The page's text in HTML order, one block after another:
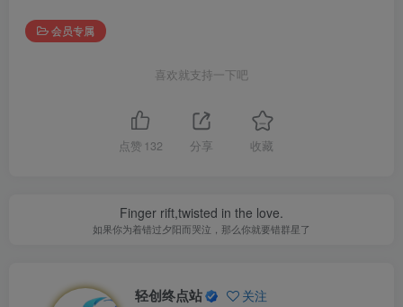
会员专属
喜欢就支持一下吧
点赞 132 分享 收藏
Finger rift,twisted in the love.
如果你为着错过夕阳而哭泣，那么你就要错群星了
轻创终点站 关注